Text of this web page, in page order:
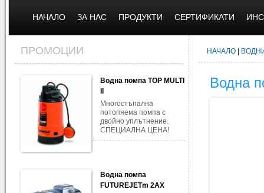
НАЧАЛО ЗА НАС ПРОДУКТИ СЕРТИФИКАТИ
ПРОМОЦИИ
Водна помпа TOP MULTI
Многостъпална
потопяема помпа с
двойно уплътнение.
СПЕЦИАЛНА ЦЕНА!
Водна помпа
FUTUREJETm 2AX
НАЧАЛО
Водна